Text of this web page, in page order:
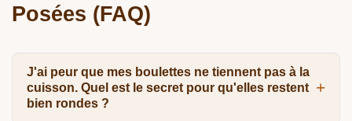
Posées (FAQ)
J'ai peur que mes boulettes ne tiennent pas à la
cuisson. Quel est le secret pour qu'elles restent
bien rondes ?